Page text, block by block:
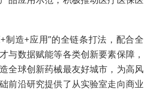
制造+应用”的全链条打法，配合全
与数据赋能等各类创新要素保障，
全球创新药械最友好城市，为高风
前沿研究提供了从实验室走向商业